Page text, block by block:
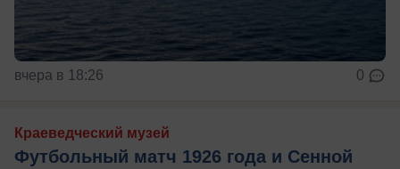
вчера в 18:26 0
Краеведческий музей
Футбольный матч 1926 года и Сенной